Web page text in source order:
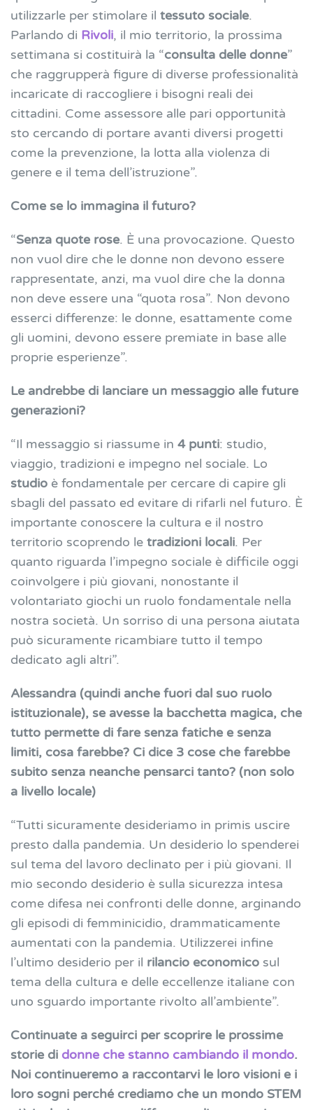
utilizzarle per stimolare il tessuto sociale.
Parlando di Rivoli, il mio territorio, la prossima
settimana si costituirà la “consulta delle donne”
che raggrupperà figure di diverse professionalità
incaricate di raccogliere i bisogni reali dei
cittadini. Come assessore alle pari opportunità
sto cercando di portare avanti diversi progetti
come la prevenzione, la lotta alla violenza di
genere e il tema dell’istruzione”.
Come se lo immagina il futuro?
“Senza quote rose. È una provocazione. Questo
non vuol dire che le donne non devono essere
rappresentate, anzi, ma vuol dire che la donna
non deve essere una “quota rosa”. Non devono
esserci differenze: le donne, esattamente come
gli uomini, devono essere premiate in base alle
proprie esperienze”.
Le andrebbe di lanciare un messaggio alle future
generazioni?
“Il messaggio si riassume in 4 punti: studio,
viaggio, tradizioni e impegno nel sociale. Lo
studio è fondamentale per cercare di capire gli
sbagli del passato ed evitare di rifarli nel futuro. È
importante conoscere la cultura e il nostro
territorio scoprendo le tradizioni locali. Per
quanto riguarda l’impegno sociale è difficile oggi
coinvolgere i più giovani, nonostante il
volontariato giochi un ruolo fondamentale nella
nostra società. Un sorriso di una persona aiutata
può sicuramente ricambiare tutto il tempo
dedicato agli altri”.
Alessandra (quindi anche fuori dal suo ruolo
istituzionale), se avesse la bacchetta magica, che
tutto permette di fare senza fatiche e senza
limiti, cosa farebbe? Ci dice 3 cose che farebbe
subito senza neanche pensarci tanto? (non solo
a livello locale)
“Tutti sicuramente desideriamo in primis uscire
presto dalla pandemia. Un desiderio lo spenderei
sul tema del lavoro declinato per i più giovani. Il
mio secondo desiderio è sulla sicurezza intesa
come difesa nei confronti delle donne, arginando
gli episodi di femminicidio, drammaticamente
aumentati con la pandemia. Utilizzerei infine
l’ultimo desiderio per il rilancio economico sul
tema della cultura e delle eccellenze italiane con
uno sguardo importante rivolto all’ambiente”.
Continuate a seguirci per scoprire le prossime
storie di donne che stanno cambiando il mondo.
Noi continueremo a raccontarvi le loro visioni e i
loro sogni perché crediamo che un mondo STEM